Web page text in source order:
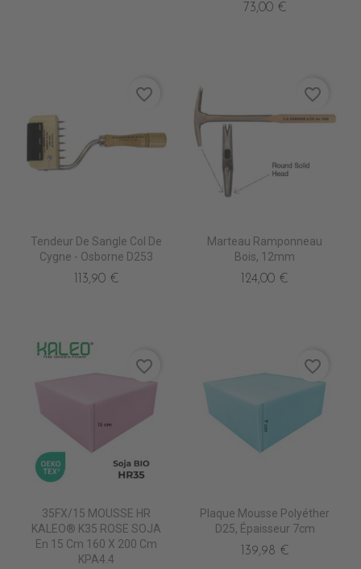
73,00 €
Tendeur De Sangle Col De
Cygne - Osborne D253
113,90 €
favorite_border
Marteau Ramponneau
Bois, 12mm
124,00 €
favorite_border
35FX/15 MOUSSE HR
KALEO® K35 ROSE SOJA
En 15 Cm 160 X 200 Cm
KPA4.4
favorite_border
Plaque Mousse Polyéther
D25, Épaisseur 7cm
139,98 €
favorite_border